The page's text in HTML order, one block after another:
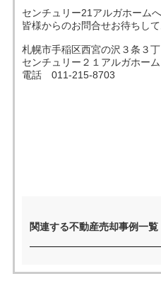
売りたい
スタッフ紹介
センチュリー21アルガホーム
皆様からのお問合せお待ちして
札幌市手稲区西宮の沢３条３
センチュリー２１アルガホーム
電話 011-215-8703
関連する不動産売却事例一覧